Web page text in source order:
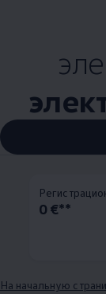
0 €**
На начальную